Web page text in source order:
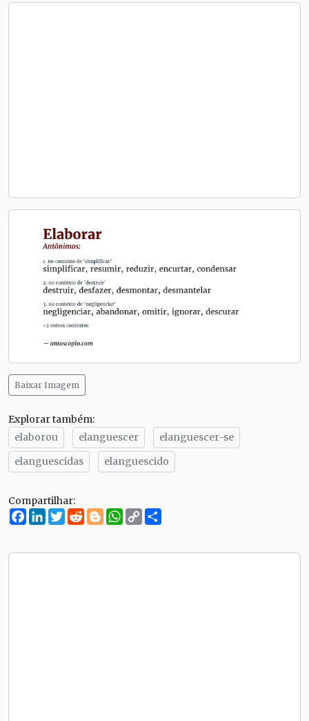
Baixar Imagem
Explorar também:
elaborou
elanguescer
elanguescer-se
elanguescidas
elanguescido
Compartilhar:
Facebook
LinkedIn
Twitter
RedditBloggerWhatsApp
Copy
Link